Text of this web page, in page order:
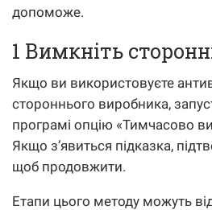
допоможе.
1 Вимкніть
Якщо ви використовуєте
стороннього виробника,
програмі опцію «Тимчасово
Якщо з’явиться підказка,
щоб продовжити.
Етапи цього методу можуть